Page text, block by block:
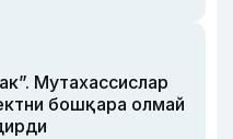
Мутахассислар
бошқара олмай